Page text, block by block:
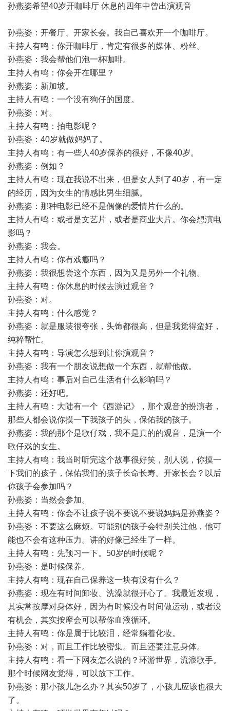
孙燕姿希望40岁开咖啡厅 休息的四年中曾出演观音
孙燕姿：开餐厅、开家长会。我自己喜欢开一个咖啡厅。
主持人有鸣：你开咖啡厅，肯定有很多的媒体、粉丝。
孙燕姿：我会帮他们泡一杯咖啡。
主持人有鸣：你会开在哪里？
孙燕姿：新加坡。
主持人有鸣：一个没有狗仔的国度。
孙燕姿：对。
主持人有鸣：拍电影呢？
孙燕姿：40岁就做妈妈了。
主持人有鸣：有一些人40岁保养的很好，不像40岁。
孙燕姿：例如？
主持人有鸣：现在我说不出来，但是女人到了40岁，有一定
的经历，因为女生的情感比男生细腻。
孙燕姿：那种电影已经不是偶像的爱情片什么的。
主持人有鸣：或者是文艺片，或者是商业大片。你会想演电
影吗？
孙燕姿：我会。
主持人有鸣：你有戏瘾吗？
孙燕姿：我很想尝这个东西，因为又是另外一个礼物。
主持人有鸣：你休息的时候去演过观音？
孙燕姿：对。
主持人有鸣：什么感觉？
孙燕姿：就是服装很夸张，头饰都很高，但是我觉得蛮好，
纯粹帮忙。
主持人有鸣：导演怎么想到让你演观音？
孙燕姿：我有一个朋友说想做一个东西，就帮他做。
主持人有鸣：事后对自己生活有什么影响吗？
孙燕姿：还好吧。
主持人有鸣：大陆有一个《西游记》，那个观音的扮演者，
那些人都会说你摸一下我孩子的头，保佑我的孩子。
孙燕姿：我的那个是歌仔戏，我不是真的的观音，是演一个
歌仔戏的女生。
主持人有鸣：我当时听完这个故事很好笑，别人说，你摸一
下我们的孩子，保佑我们的孩子长命长寿。开家长会？以后
你孩子会参加吗？
孙燕姿：当然会参加。
主持人有鸣：你会不让孩子说不要说不要说妈妈是孙燕姿？
孙燕姿：不要这么麻烦。可能别的孩子会特别关注他，他可
能也不会有这种压力。讲的好像已经生了一样。
主持人有鸣：先预习一下。50岁的时候呢？
孙燕姿：是时候保养。
主持人有鸣：现在自己保养这一块有没有什么？
孙燕姿：现在有时间卸妆、洗澡就很开心了。我最近发现，
其实常按摩对身体好，因为有时候没有时间做运动，或者没
有机会，其实按摩会可以帮你血液循环。
主持人有鸣：你是属于比较泪，经常躺着化妆。
孙燕姿：对，而且工作比较密集。而且还要注意身体。
主持人有鸣：看一下网友怎么说的？环游世界，流浪歌手。
那个时候网友觉得，可以放下工作。
孙燕姿：那小孩儿怎么办？其实50岁了，小孩儿应该也很大
了。